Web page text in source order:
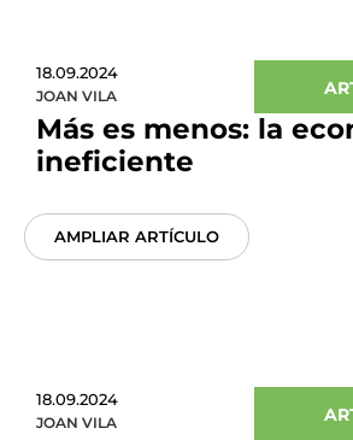
18.09.2024
JOAN VILA
Más es menos: la
ineficiente
AMPLIAR ARTÍCULO
18.09.2024
JOAN VILA